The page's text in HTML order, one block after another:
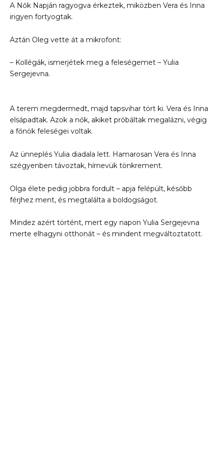
A Nők Napján ragyogva érkeztek, miközben Vera és Inna
irigyen fortyogtak.
Aztán Oleg vette át a mikrofont:
– Kollégák, ismerjétek meg a feleségemet – Yulia
Sergejevna.
A terem megdermedt, majd tapsvihar tört ki. Vera és Inna
elsápadtak. Azok a nők, akiket próbáltak megalázni, végig
a főnök feleségei voltak.
Az ünneplés Yulia diadala lett. Hamarosan Vera és Inna
szégyenben távoztak, hírnevük tönkrement.
Olga élete pedig jobbra fordult – apja felépült, később
férjhez ment, és megtalálta a boldogságot.
Mindez azért történt, mert egy napon Yulia Sergejevna
merte elhagyni otthonát – és mindent megváltoztatott.